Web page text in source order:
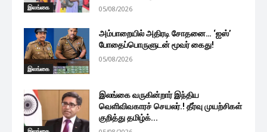
இலங்கை 05/08/2026
இலங்கை
அம்பாறையில் அதிரடி சோதனை… ‘ஐஸ்’
போதைப்பொருளுடன் மூவர் கைது!
05/08/2026
இலங்கை வருகின்றார் இந்திய
வெளிவிவகாரச் செயலர்.! தீர்வு முயற்சிகள்
குறித்து தமிழ்க்...